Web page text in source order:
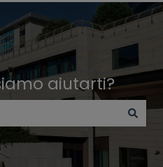
aiutarti?
perché il campo